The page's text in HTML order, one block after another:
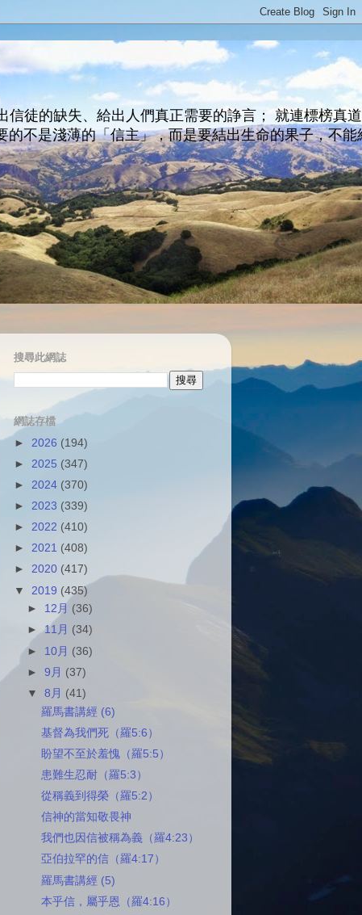
徒的缺失、給出人們真正需要的諍言； 就連標榜真
不是淺薄的「信主」，而是要結出生命的果子，不能
搜尋此網誌
網誌存檔
► 2026 (194)
► 2025 (347)
► 2024 (370)
► 2023 (339)
► 2022 (410)
► 2021 (408)
► 2020 (417)
▼ 2019 (435)
► 12月 (36)
►11月 (34)
► 10月 (36)
►9月 (37)
▼8月 (41)
羅馬書講經 (6)
基督為我們死（羅5:6）
盼望不至於羞愧（羅5:5）
患難生忍耐（羅5:3）
從稱義到得榮（羅5:2）
信神的當知敬畏神
我們也因信被稱為義（羅4:23）
亞伯拉罕的信（羅4:17）
羅馬書講經 (5)
本乎信，屬乎恩（羅4:16）